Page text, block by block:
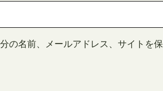
名前、メールアドレス、サイトを保